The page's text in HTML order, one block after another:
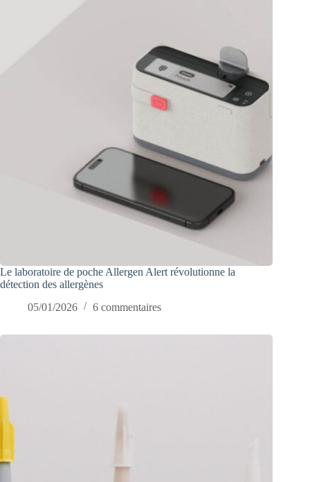
Le laboratoire de poche Allergen Alert révolutionne la
détection des allergènes
05/01/2026
6 commentaires